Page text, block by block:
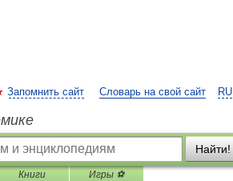
RU
Запомнить сайт Словарь на свой сайт
Найти!
Книги Игры ⚽